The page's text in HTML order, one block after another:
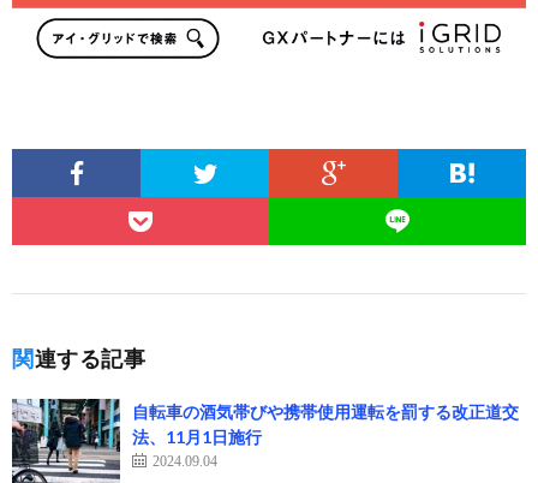
関連する記事
自転車の酒気帯びや携帯使用運転を罰する改正道交
法、11月1日施行
2024.09.04